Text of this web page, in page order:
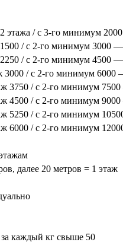
этажа / с 3-го минимум
/ с 2-го минимум 3000
/ с 2-го минимум 4500
3000 / с 2-го минимум 6000
3750 / с 2-го минимум
4500 / с 2-го минимум
5250 / с 2-го минимум
6000 / с 2-го минимум
далее 20 метров = 1 этаж
каждый кг свыше 50